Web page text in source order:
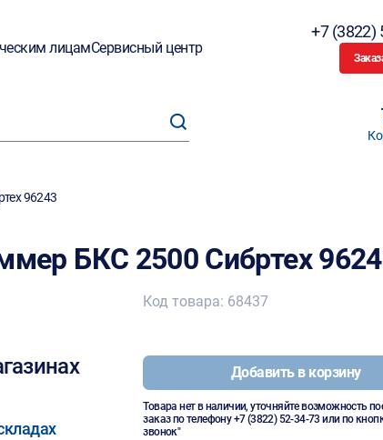
лицамСервисный центр
+7 (3822)
96243
БКС 2500 Сибртех
Код товара: 68437
Добавить в корзину
Товара нет в наличии, уточняйте возможность
заказ по телефону+7 (3822) 52-34-73 или по
звонок"